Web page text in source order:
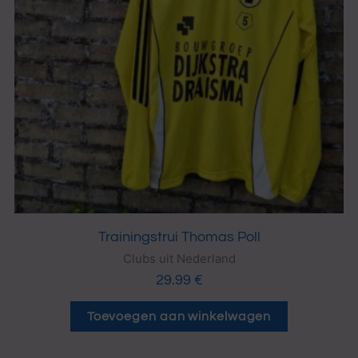
Trainingstrui Thomas Poll
Clubs uit Nederland
29.99 €
Toevoegen aan winkelwagen